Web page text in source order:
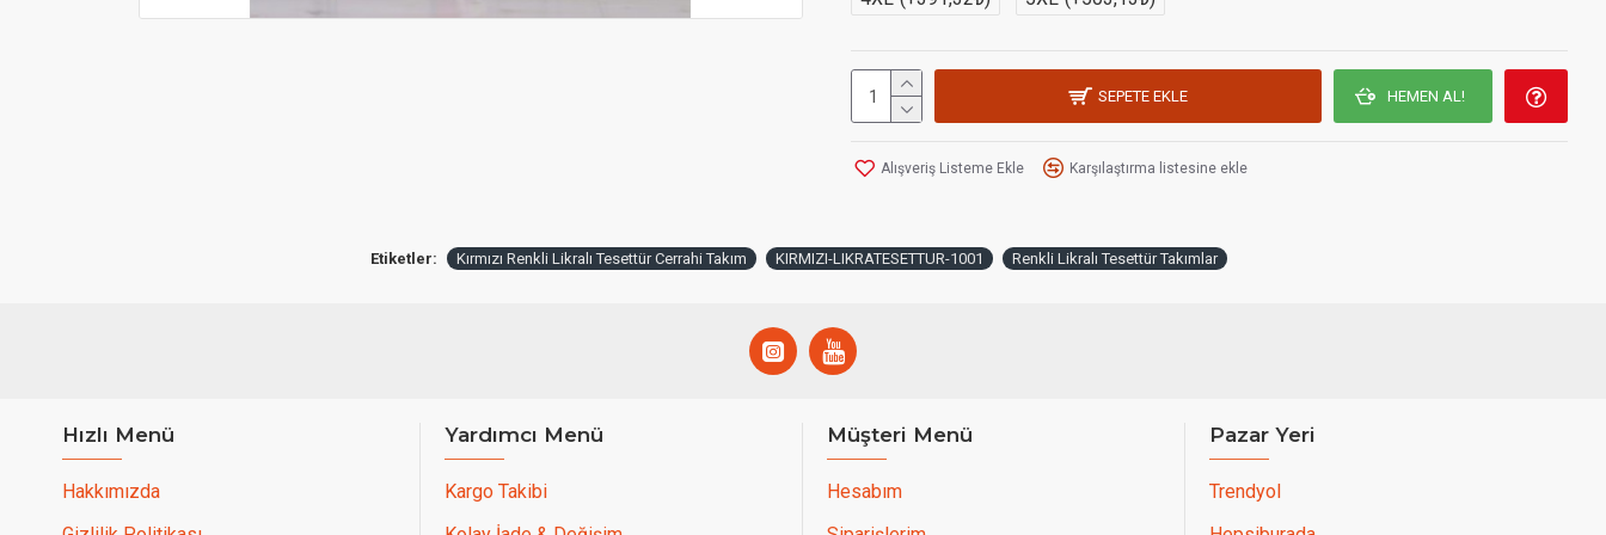
SEPETE EKLE HEMEN AL!
Alışveriş Listeme Ekle Karşılaştırma listesine ekle
Etiketler: Kırmızı Renkli Likralı Tesettür Cerrahi Takım KIRMIZI-LIKRATESETTUR-1001 Renkli Likralı Tesettür Takımlar
Hızlı Menü
Hakkımızda
Yardımcı Menü
Kargo Takibi
Müşteri Menü
Hesabım
Pazar Yeri
Trendyol